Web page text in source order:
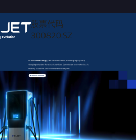
股票代码
300820.SZ